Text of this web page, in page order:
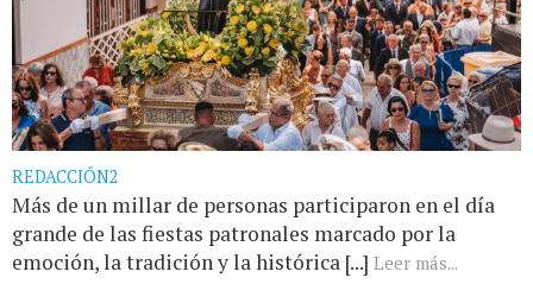
REDACCIÓN2
Más de un millar de personas participaron en el día
grande de las fiestas patronales marcado por la
emoción, la tradición y la histórica [...] Leer más...